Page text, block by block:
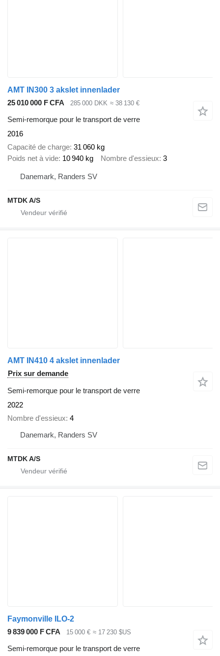
AMT IN300 3 akslet innenlader
25 010 000 F CFA
285 000 DKK ≈ 38 130 €
Semi-remorque pour le transport de verre
2016
Capacité de charge 31 060 kg
Poids net à vide 10 940 kg Nombre d'essieux 3
Danemark, Randers SV
MTDK A/S
AMT IN410 4 akslet innenlader
Prix sur demande
Semi-remorque pour le transport de verre
2022
Nombre d'essieux 4
Danemark, Randers SV
MTDK A/S
Faymonville ILO-2
9 839 000 F CFA
15 000 € ≈ 17 230 $US
Semi-remorque pour le transport de verre